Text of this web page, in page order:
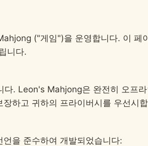
("게임")을 운영합니다. 이 페
니다.
. Leon's Mahjong은 완전히 오프
하고 귀하의 프라이버시를 우선시
을 준수하여 개발되었습니다: